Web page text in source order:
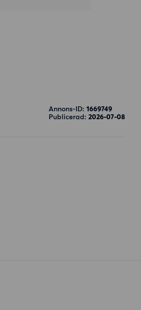
Annons-ID: 1669749
Publicerad: 2026-07-08